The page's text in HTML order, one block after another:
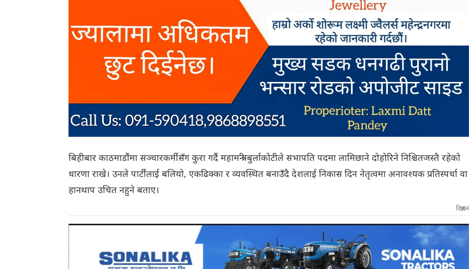
बिहीबार काठमाडौंमा सञ्चारकर्मीसँग कुरा गर्दै महामन्त्री बुर्लाकोटीले सभापति पदमा लामिछाने दोहोरिने निश्चितजस्तै रहेको
धारणा राखे। उनले पार्टीलाई बलियो, एकढिक्का र व्यवस्थित बनाउँदै देशलाई निकास दिन नेतृत्वमा अनावश्यक प्रतिस्पर्धा वा
हानथाप उचित नहुने बताए।
विज्ञापन